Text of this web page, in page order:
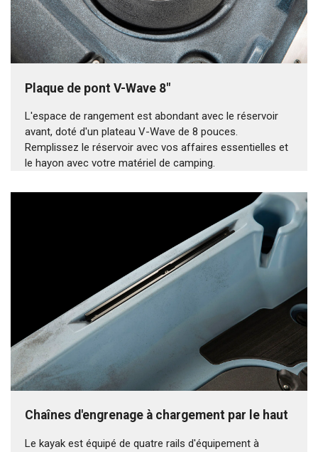
Plaque de pont V-Wave 8"
L'espace de rangement est abondant avec le réservoir
avant, doté d'un plateau V-Wave de 8 pouces.
Remplissez le réservoir avec vos affaires essentielles et
le hayon avec votre matériel de camping.
Chaînes d'engrenage à chargement par le haut
Le kayak est équipé de quatre rails d'équipement à